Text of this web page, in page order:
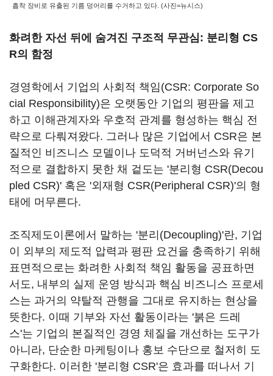
흡착 장비로 유출된 기름 덩어리를 수거하고 있다. (사진=뉴시스)
화려한 자선 뒤에 숨겨진 구조적 무관심: 분리형 CS
R의 함정
경영학에서 기업의 사회적 책임(CSR: Corporate So
cial Responsibility)은 오랫동안 기업의 평판을 제고
하고 이해관계자와 우호적 관계를 형성하는 핵심 전
략으로 다뤄져왔다. 그러나 많은 기업에서 CSR은 본
질적인 비즈니스 모델이나 도덕적 거버넌스와 유기
적으로 결합하지 못한 채 겉도는 '분리형 CSR(Decou
pled CSR)' 혹은 '외재형 CSR(Peripheral CSR)'의 형
태에 머무른다.
조직제도이론에서 말하는 '분리(Decoupling)'란, 기업
이 외부의 제도적 압력과 평판 요건을 충족하기 위해
표면적으로는 화려한 사회적 책임 활동을 공표하면
서도, 내부의 실제 운영 방식과 핵심 비즈니스 프로세
스는 과거의 약탈적 관행을 그대로 유지하는 현상을
뜻한다. 이때 기부와 자선 활동이라는 '붉은 드레
스'는 기업의 본질적인 경영 체질을 개선하는 도구가
아니라, 단순한 마케팅이나 홍보 수단으로 철저히 도
구화한다. 이러한 '분리형 CSR'은 효과를 떠나서 기